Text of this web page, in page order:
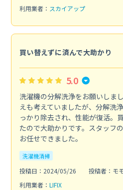
利用業者： スカイアップ
買い替えずに済んで大助かり
5.0
洗濯機の分解洗浄をお願いしま
えも考えていましたが、分解洗
っかり除去され、性能が復活。
たので大助かりです。スタッフ
お任せできました。
洗濯機清掃
投稿日：2024/05/26
投稿者：モ
利用業者： LIFIX